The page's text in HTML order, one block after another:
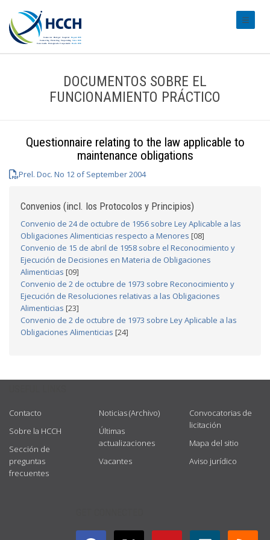
DOCUMENTOS SOBRE EL
FUNCIONAMIENTO PRÁCTICO
Questionnaire relating to the law applicable to
maintenance obligations
Prel. Doc. No 12 of September 2004
Convenios (incl. los Protocolos y Principios)
Convenio de 24 de octubre de 1956 sobre Ley Aplicable a las
Obligaciones Alimenticias respecto a Menores [08]
Convenio de 15 de abril de 1958 sobre el Reconocimiento y
Ejecución de Decisiones en Materia de Obligaciones
Alimenticias [09]
Convenio de 2 de octubre de 1973 sobre Reconocimiento y
Ejecución de Resoluciones relativas a las Obligaciones
Alimenticias [23]
Convenio de 2 de octubre de 1973 sobre Ley Aplicable a las
Obligaciones Alimenticias [24]
Contacto
Sobre la HCCH
Sección de
preguntas
frecuentes
Noticias (Archivo)
Últimas
actualizaciones
Vacantes
Convocatorias de
licitación
Mapa del sitio
Aviso jurídico